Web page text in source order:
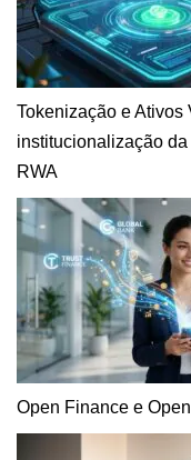
Tokenização e Ativos
institucionalização
RWA
Open Finance e